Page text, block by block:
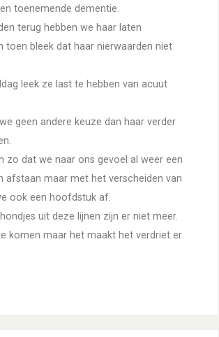
toenemende dementie.
terug hebben we haar laten
toen bleek dat haar nierwaarden niet
leek ze last te hebben van acuut
geen andere keuze dan haar verder
zo dat we naar ons gevoel al weer een
afstaan maar met het verscheiden van
ook een hoofdstuk af.
uit deze lijnen zijn er niet meer.
komen maar het maakt het verdriet er